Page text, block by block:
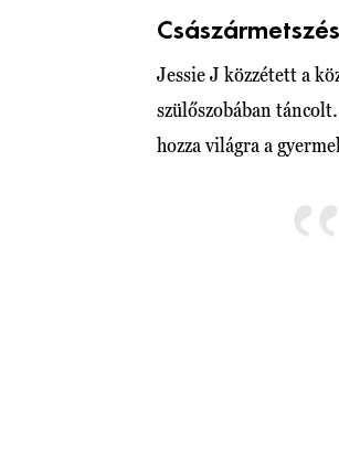
Jessie J közzétett a
szülőszobában
hozza világra a